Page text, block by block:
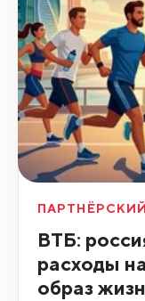
ВТБ:
расходы
образ